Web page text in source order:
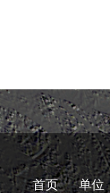
首页 单位